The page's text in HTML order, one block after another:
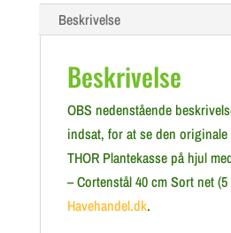
Beskrivelse
Beskrivelse
OBS nedenstående
indsat, for at se den
THOR Plantekasse på hjul
– Cortenstål 40 cm Sort net
Havehandel.dk.